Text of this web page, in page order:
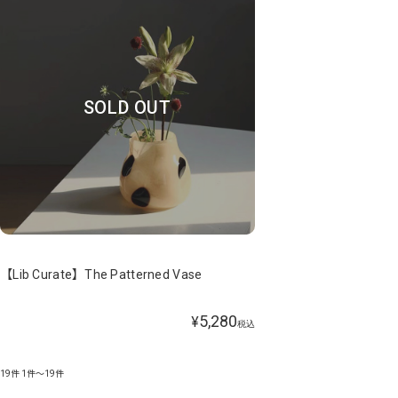
SOLD OUT
【Lib Curate】The Patterned Vase
¥5,280税込
19件 1件～19件